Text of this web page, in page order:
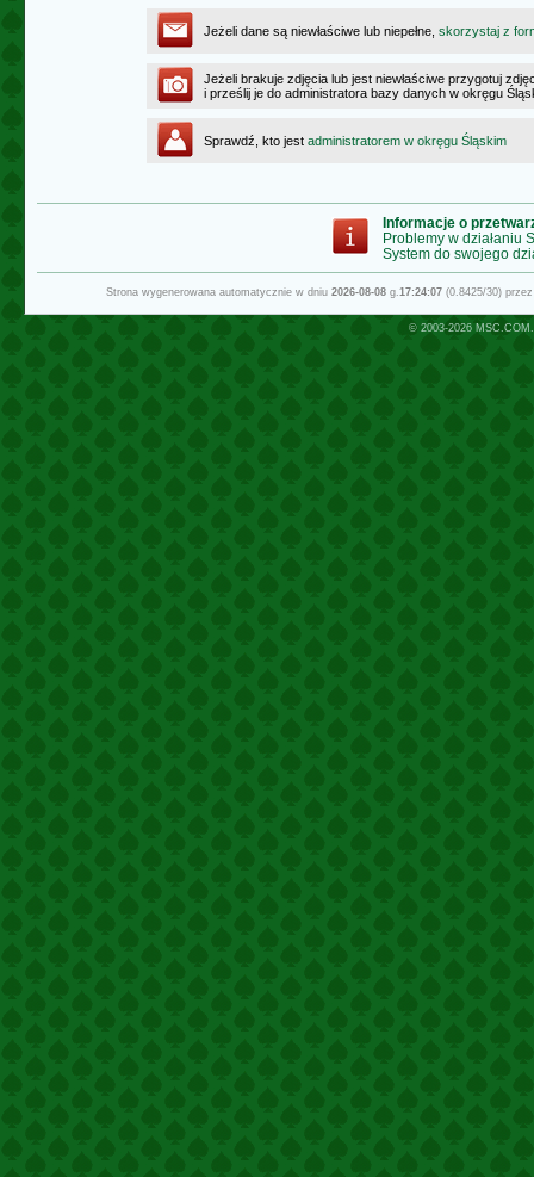
Jeżeli dane są niewłaściwe lub niepełne, skorzystaj z
Jeżeli brakuje zdjęcia lub jest niewłaściwe przygotuj
i prześlij je do administratora bazy danych w okręgu
Sprawdź, kto jest administratorem w okręgu Śląskim
Informacje o
Problemy w działaniu
System do swojego
Strona wygenerowana automatycznie w dniu 2026-08-08g.17:24:07(0.8425/30)
© 2003-2026